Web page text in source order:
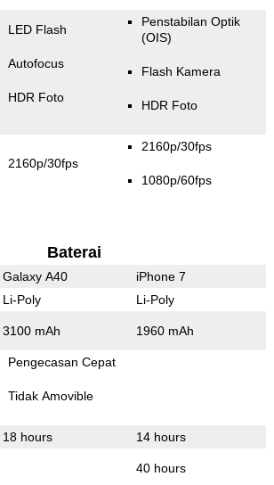
LED Flash
Autofocus
HDR Foto
Penstabilan Optik
(OIS)
Flash Kamera
HDR Foto
2160p/30fps
2160p/30fps
1080p/60fps
Baterai
Galaxy A40 iPhone 7
Li-Poly Li-Poly
3100 mAh 1960 mAh
Pengecasan Cepat
Tidak Amovible
18 hours 14 hours
40 hours